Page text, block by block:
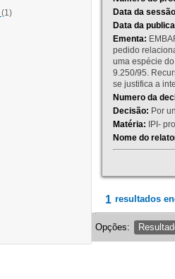
(1)
Data da
Data da
Ementa:
pedido
uma espécie
9.250/95.
se justifica a
Numero da
Decisão: Por
Matéria: IPI-
Nome do
1 resultados
Opções: